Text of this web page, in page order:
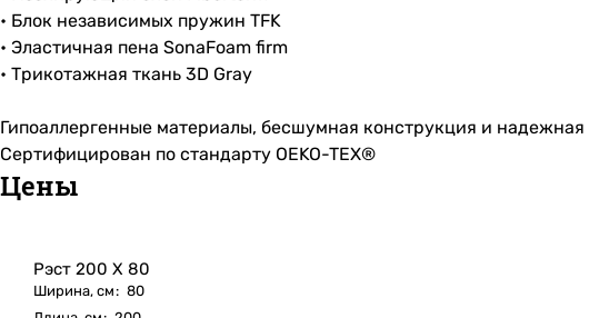
• Блок независимых пружин TFK
• Эластичная пена SonaFoam firm
• Трикотажная ткань 3D Gray
Гипоаллергенные материалы, бесшумная конструкция и
Сертифицирован по стандарту OEKO-TEX®
Цены
Рэст 200 X 80
Ширина, см: 80